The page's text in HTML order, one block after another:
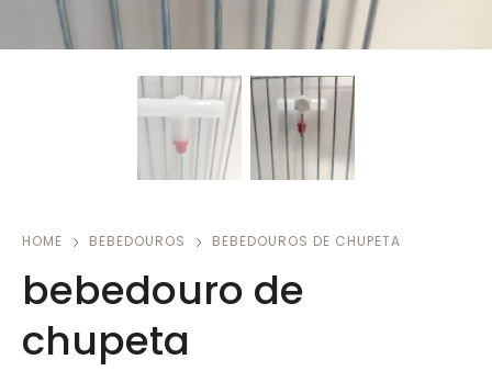
HOME BEBEDOUROS BEBEDOUROS DE CHUPETA
bebedouro de
chupeta